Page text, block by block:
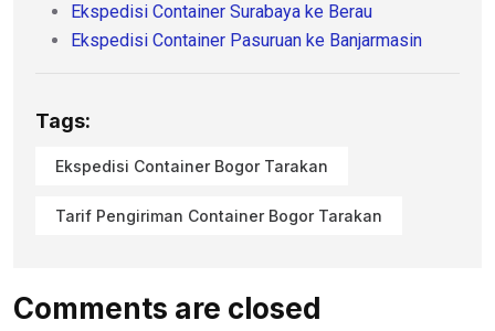
Ekspedisi Container Surabaya ke Berau
Ekspedisi Container Pasuruan ke Banjarmasin
Tags:
Ekspedisi Container Bogor Tarakan
Tarif Pengiriman Container Bogor Tarakan
Comments are closed